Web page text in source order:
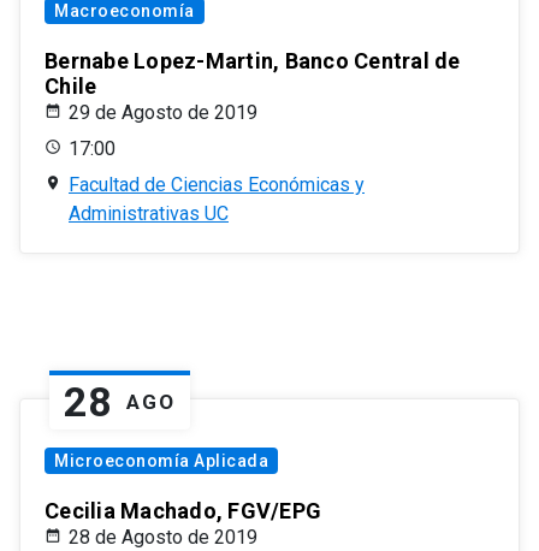
Macroeconomía
Bernabe Lopez-Martin, Banco Central de
Chile
29 de Agosto de 2019
17:00
Facultad de Ciencias Económicas y
Administrativas UC
28 AGO
Microeconomía Aplicada
Cecilia Machado, FGV/EPG
28 de Agosto de 2019